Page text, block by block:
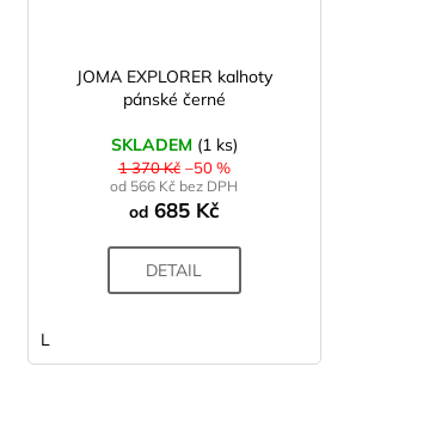
JOMA EXPLORER kalhoty
pánské černé
SKLADEM (1 ks)
1 370 Kč –50 %
od 566 Kč bez DPH
od685 Kč
DETAIL
L